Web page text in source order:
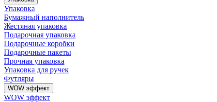
Упаковка
Бумажный наполнитель
Жестяная упаковка
Подарочная упаковка
Подарочные коробки
Подарочные пакеты
Прочная упаковка
Упаковка для ручек
Футляры
WOW эффект
WOW эффект